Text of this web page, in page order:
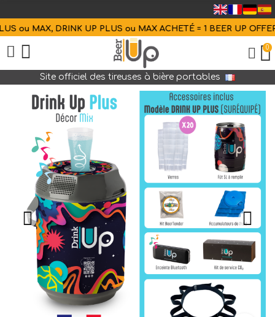
ou MAX, DRINK UP PLUS ou MAX ACHETÉ = 1 BEER UP
0
Site officiel des tireuses à bière portables